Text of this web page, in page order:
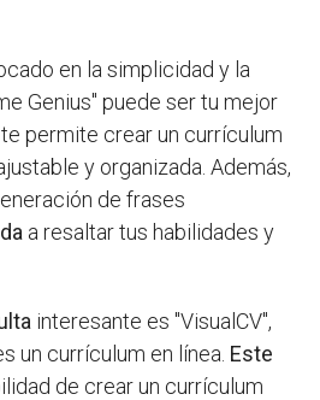
en la simplicidad y la
Genius" puede ser tu mejor
te permite crear un currículum
y organizada. Además,
de frases
a resaltar tus habilidades y
interesante es "VisualCV",
un currículum en línea. Este
de crear un currículum